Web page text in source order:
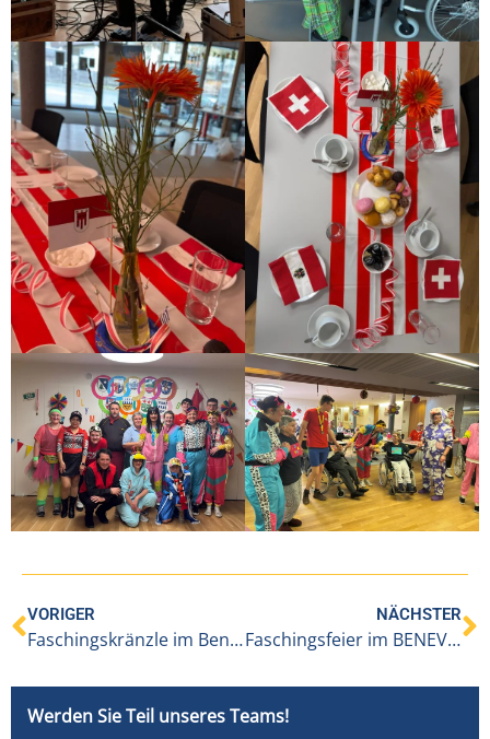
VORIGER
Faschingskränzle im Benevit Sozialzentrum Alberschwende
NÄCHSTER
Faschingsfeier im BENEVIT Sozialzentrum Weidach ORE ORE
Werden Sie Teil unseres Teams!